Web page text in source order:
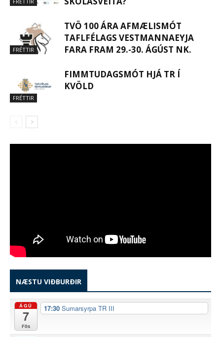
FRÉTTIR
TVÖ 100 ÁRA AFMÆLISMÓT
TAFLFÉLAGS VESTMANNAEYJA
FARA FRAM 29.-30. ÁGÚST NK.
FRÉTTIR
FIMMTUDAGSMÓT HJÁ TR Í
KVÖLD
NÆSTU VIÐBURÐIR
ÁGÚ
7
Fös
17:30 Sumarsyrpa TR III